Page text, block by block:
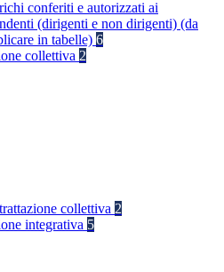
conferiti e autorizzati ai
(dirigenti e non dirigenti) (da
in tabelle) 6
collettiva 2
collettiva 2
integrativa 5